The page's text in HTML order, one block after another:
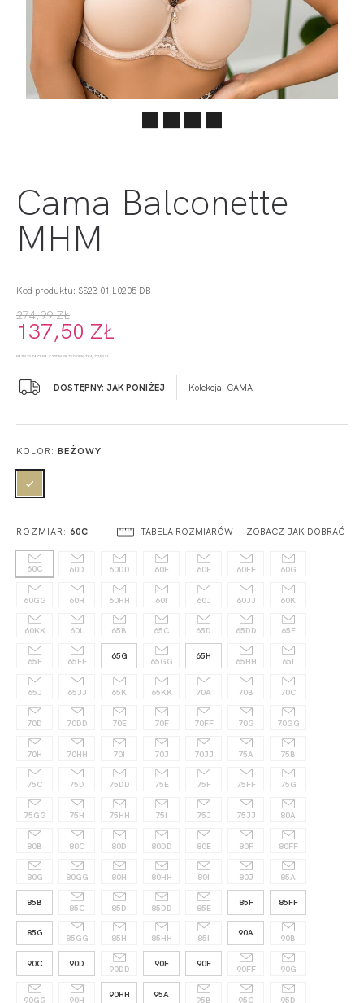
Cama Balconette
MHM
Kod produktu: SS23 01 L0205 DB
274,99 ZŁ
137,50 ZŁ
NAJNIŻSZA CENA Z 30 DNI PRZED OBNIŻKĄ: 137,50 ZŁ
DOSTĘPNY: JAK PONIŻEJ Kolekcja: CAMA
KOLOR: BEŻOWY
ROZMIAR: 60C TABELA ROZMIARÓW ZOBACZ JAK DOBRAĆ
60C 60D 60DD 60E 60F 60FF 60G
60GG 60H 60HH 60I 60J 60JJ 60K
60KK 60L 65B 65C 65D 65DD 65E
65F 65FF
65G
65GG
65H
65HH 65I
65J 65JJ 65K 65KK 70A 70B 70C
70D 70DD 70E 70F 70FF 70G 70GG
70H 70HH 70I 70J 70JJ 75A 75B
75C 75D 75DD 75E 75F 75FF 75G
75GG 75H 75HH 75I 75J 75JJ 80A
80B 80C 80D 80DD 80E 80F 80FF
80G 80GG 80H 80HH 80I 80J 85A
85B
85C 85D 85DD 85E
85F 85FF
85G
85GG 85H 85HH 85I
90A
90B
90C 90D
90DD
90E 90F
90FF 90G
90GG 90H
90HH 95A
95B 95C 95D